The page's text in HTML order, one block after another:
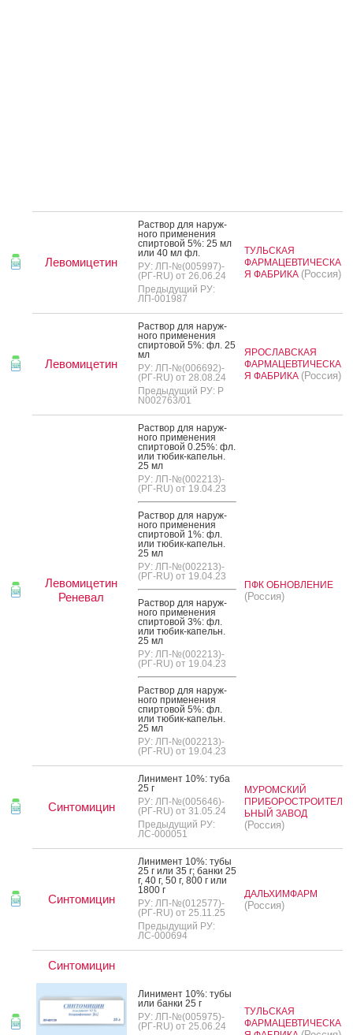
Левомицетин
Рас­твор для на­руж­
но­го при­мене­ния
спир­то­вой 5%: 25 мл
или 40 мл фл.
РУ: ЛП-№(005997)-
(РГ-RU) от 26.06.24
Предыдущий РУ:
ЛП-001987
ТУЛЬСКАЯ
ФАРМАЦЕВТИЧЕСКА
Я ФАБРИКА (Россия)
Левомицетин
Рас­твор для на­руж­
но­го при­мене­ния
спир­то­вой 5%: фл. 25
мл
РУ: ЛП-№(006692)-
(РГ-RU) от 28.08.24
Предыдущий РУ: Р
N002763/01
ЯРОСЛАВСКАЯ
ФАРМАЦЕВТИЧЕСКА
Я ФАБРИКА (Россия)
Левомицетин
Реневал
Рас­твор для на­руж­
но­го при­мене­ния
спир­то­вой 0.25%: фл.
или тю­бик-ка­пельн.
25 мл
РУ: ЛП-№(002213)-
(РГ-RU) от 19.04.23
Рас­твор для на­руж­
но­го при­мене­ния
спир­то­вой 1%: фл.
или тю­бик-ка­пельн.
25 мл
РУ: ЛП-№(002213)-
(РГ-RU) от 19.04.23
Рас­твор для на­руж­
но­го при­мене­ния
спир­то­вой 3%: фл.
или тю­бик-ка­пельн.
25 мл
РУ: ЛП-№(002213)-
(РГ-RU) от 19.04.23
Рас­твор для на­руж­
но­го при­мене­ния
спир­то­вой 5%: фл.
или тю­бик-ка­пельн.
25 мл
РУ: ЛП-№(002213)-
(РГ-RU) от 19.04.23
ПФК ОБНОВЛЕНИЕ
(Россия)
Синтомицин
Ли­нимент 10%: ту­ба
25 г
РУ: ЛП-№(005646)-
(РГ-RU) от 31.05.24
Предыдущий РУ:
ЛС-000051
МУРОМСКИЙ
ПРИБОРОСТРОИТЕЛ
ЬНЫЙ ЗАВОД
(Россия)
Синтомицин
Ли­нимент 10%: ту­бы
25 г или 35 г; бан­ки 25
г, 40 г, 50 г, 800 г или
1800 г
РУ: ЛП-№(012577)-
(РГ-RU) от 25.11.25
Предыдущий РУ:
ЛС-000694
ДАЛЬХИМФАРМ
(Россия)
Синтомицин
Ли­нимент 10%: ту­бы
или бан­ки 25 г
РУ: ЛП-№(005975)-
(РГ-RU) от 25.06.24
ТУЛЬСКАЯ
ФАРМАЦЕВТИЧЕСКА